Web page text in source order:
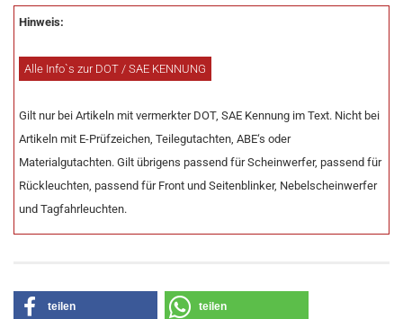
Hinweis:
Alle Info`s zur DOT / SAE KENNUNG
Gilt nur bei Artikeln mit vermerkter DOT, SAE Kennung im Text. Nicht bei
Artikeln mit E-Prüfzeichen, Teilegutachten, ABE‘s oder
Materialgutachten. Gilt übrigens passend für Scheinwerfer, passend für
Rückleuchten, passend für Front und Seitenblinker, Nebelscheinwerfer
und Tagfahrleuchten.
teilen teilen